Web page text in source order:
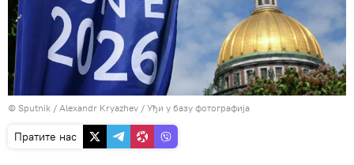
© Sputnik / Alexandr Kryazhev / Уђи у базу фотографија
Пратите нас